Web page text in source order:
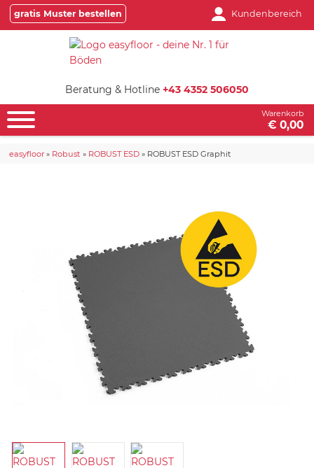
gratis Muster bestellen Kundenbereich
Beratung & Hotline +43 4352 506050
Warenkorb
€ 0,00
easyfloor » Robust » ROBUST ESD » ROBUST ESD Graphit